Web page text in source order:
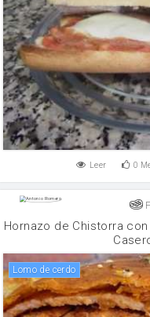
Leer 0
Hornazo de Chistorra
Lomo de cerdo